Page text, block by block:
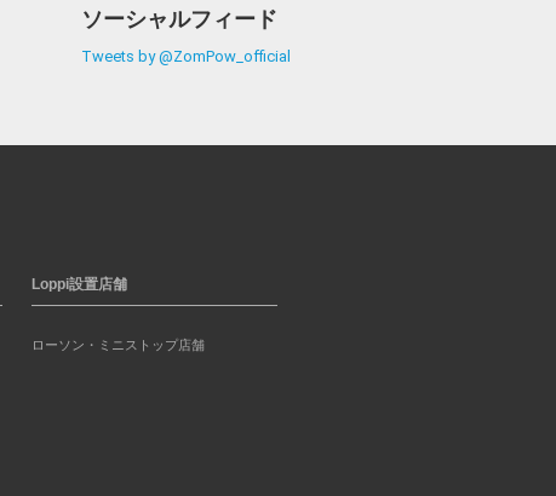
ソーシャルフィード
Tweets by @ZomPow_official
Loppi設置店舗
ローソン・ミニストップ店舗